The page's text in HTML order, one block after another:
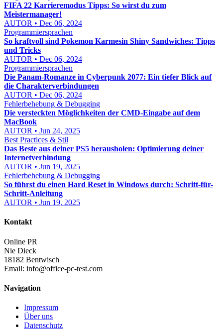
FIFA 22 Karrieremodus Tipps: So wirst du zum
Meistermanager!
AUTOR • Dec 06, 2024
Programmiersprachen
So kraftvoll sind Pokemon Karmesin Shiny Sandwiches: Tipps
und Tricks
AUTOR • Dec 06, 2024
Programmiersprachen
Die Panam-Romanze in Cyberpunk 2077: Ein tiefer Blick auf
die Charakterverbindungen
AUTOR • Dec 06, 2024
Fehlerbehebung & Debugging
Die versteckten Möglichkeiten der CMD-Eingabe auf dem
MacBook
AUTOR • Jun 24, 2025
Best Practices & Stil
Das Beste aus deiner PS5 herausholen: Optimierung deiner
Internetverbindung
AUTOR • Jun 19, 2025
Fehlerbehebung & Debugging
So führst du einen Hard Reset in Windows durch: Schritt-für-
Schritt-Anleitung
AUTOR • Jun 19, 2025
Kontakt
Online PR
Nie Dieck
18182 Bentwisch
Email: info@office-pc-test.com
Navigation
Impressum
Über uns
Datenschutz